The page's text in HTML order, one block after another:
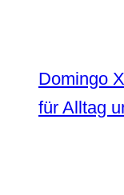
Domingo
für Alltag